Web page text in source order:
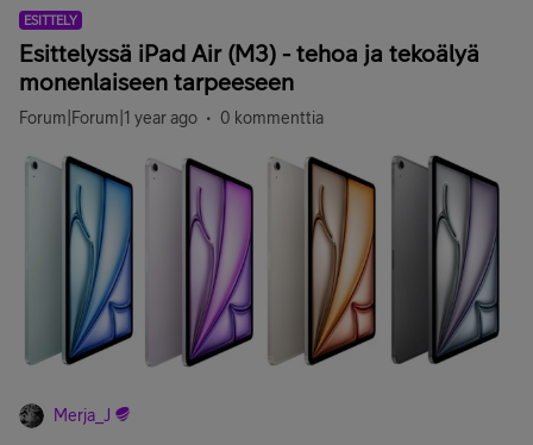
ESITTELY
Esittelyssä iPad Air (M3) - tehoa ja tekoälyä
monenlaiseen tarpeeseen
Forum|Forum|1 year ago 0 kommenttia
Merja_J